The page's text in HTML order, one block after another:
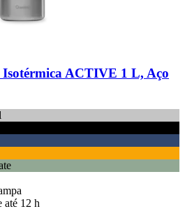
ACTIVE 1 L, Aço
até 12 h